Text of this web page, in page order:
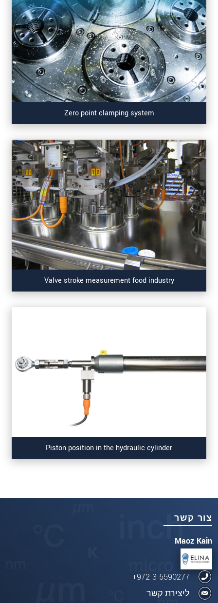
Zero point clamping system
Valve stroke measurement food industry
Piston position in the hydraulic cylinder
צור קשר
Maoz Kain
972-3-5590277+
ליצירת קשר